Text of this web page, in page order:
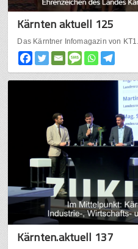
Kärnten aktuell 125
Das Kärntner Infomagazin von KT1.
Kärnten.aktuell 137